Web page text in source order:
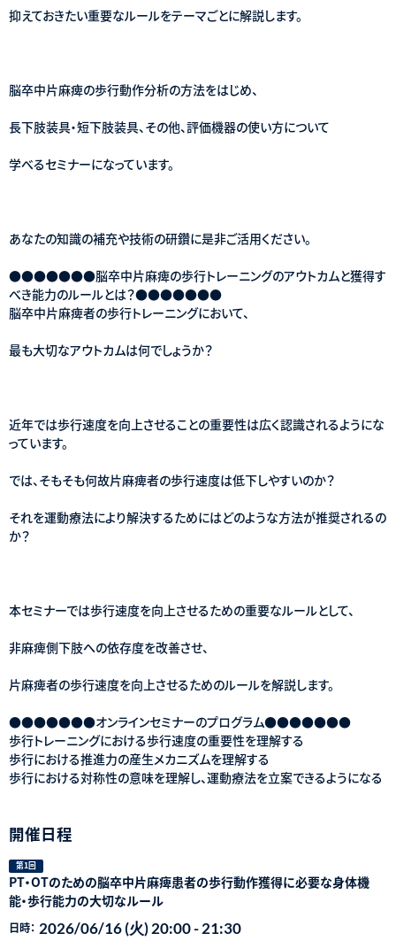
抑えておきたい重要なルールをテーマごとに解説します。
脳卒中片麻痺の歩行動作分析の方法をはじめ、
長下肢装具・短下肢装具、その他、評価機器の使い方について
学べるセミナーになっています。
あなたの知識の補充や技術の研鑽に是非ご活用ください。
●●●●●●●脳卒中片麻痺の歩行トレーニングのアウトカムと獲得す
べき能力のルールとは？●●●●●●●
脳卒中片麻痺者の歩行トレーニングにおいて、
最も大切なアウトカムは何でしょうか？
近年では歩行速度を向上させることの重要性は広く認識されるようにな
っています。
では、そもそも何故片麻痺者の歩行速度は低下しやすいのか？
それを運動療法により解決するためにはどのような方法が推奨されるの
か？
本セミナーでは歩行速度を向上させるための重要なルールとして、
非麻痺側下肢への依存度を改善させ、
片麻痺者の歩行速度を向上させるためのルールを解説します。
●●●●●●●オンラインセミナーのプログラム●●●●●●●
歩行トレーニングにおける歩行速度の重要性を理解する
歩行における推進力の産生メカニズムを理解する
歩行における対称性の意味を理解し、運動療法を立案できるようになる
開催日程
第1回
PT・OTのための脳卒中片麻痺患者の歩行動作獲得に必要な身体機
能・歩行能力の大切なルール
日時： 2026/06/16 (火) 20:00 - 21:30